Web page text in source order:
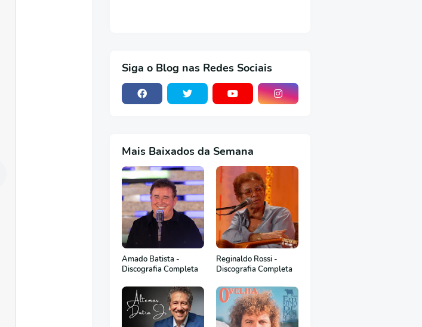
Siga o Blog nas Redes Sociais
Mais Baixados da Semana
Amado Batista -
Discografia Completa
Reginaldo Rossi -
Discografia Completa